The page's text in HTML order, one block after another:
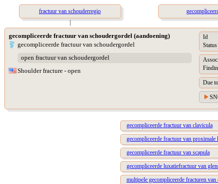
fractuur van schouderregio
|
gecompliceerde fractuur van schoudergordel (aandoening)
gecompliceerde fractuur van schoudergordel
open fractuur van schoudergordel
Shoulder fracture - open
Id
Status
Due to
gecompliceerde fractuur van clavicula
gecompliceerde fractuur van proximale
gecompliceerde fractuur van scapula
gecompliceerde luxatiefractuur van
multipele gecompliceerde fracturen